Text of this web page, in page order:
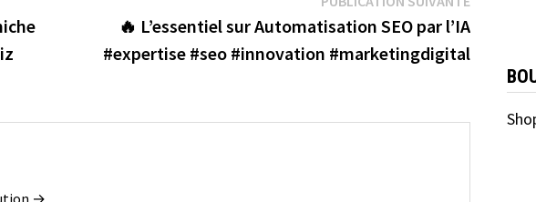
suivante :
🔥 L’essentiel sur Automatisation SEO par l’IA
#expertise #seo #innovation #marketingdigital